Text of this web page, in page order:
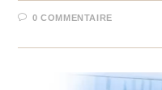
0 COMMENTAIRE